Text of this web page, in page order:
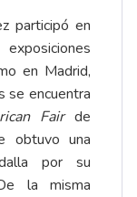
participó en
en Madrid,
se encuentra
Fairde
obtuvo una
por su
la misma